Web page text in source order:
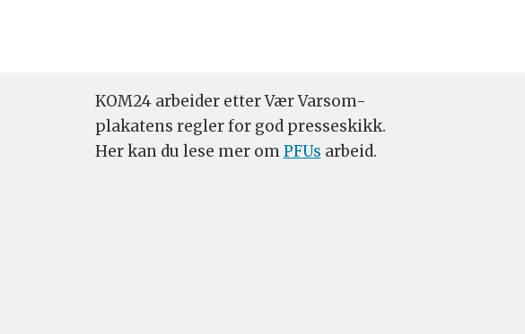
KOM24 arbeider etter Vær Varsom-
plakatens regler for god presseskikk.
Her kan du lese mer omPFUs arbeid.